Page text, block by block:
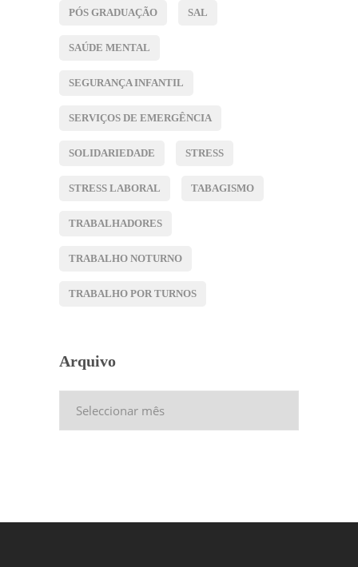
PÓS GRADUAÇÃO SAL
SAÚDE MENTAL
SEGURANÇA INFANTIL
SERVIÇOS DE EMERGÊNCIA
SOLIDARIEDADE STRESS
STRESS LABORAL TABAGISMO
TRABALHADORES
TRABALHO NOTURNO
TRABALHO POR TURNOS
Arquivo